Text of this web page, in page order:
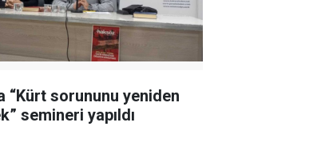
“Kürt sorununu yeniden
semineri yapıldı